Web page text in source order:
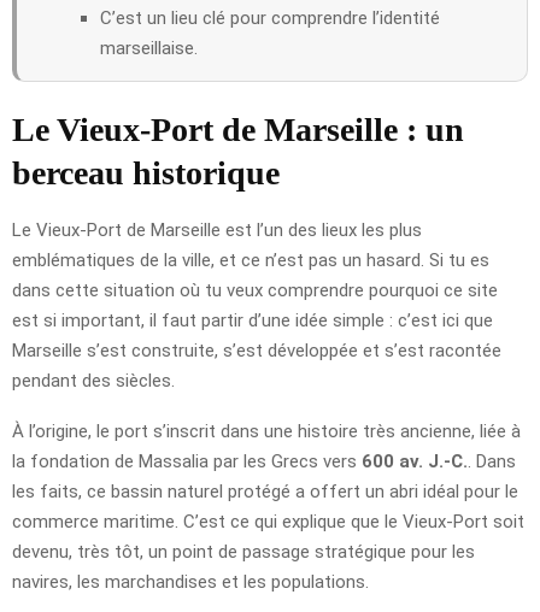
C’est un lieu clé pour comprendre l’identité
marseillaise.
Le Vieux-Port de Marseille : un
berceau historique
Le Vieux-Port de Marseille est l’un des lieux les plus
emblématiques de la ville, et ce n’est pas un hasard. Si tu es
dans cette situation où tu veux comprendre pourquoi ce site
est si important, il faut partir d’une idée simple : c’est ici que
Marseille s’est construite, s’est développée et s’est racontée
pendant des siècles.
À l’origine, le port s’inscrit dans une histoire très ancienne, liée à
la fondation de Massalia par les Grecs vers 600 av. J.-C. . Dans
les faits, ce bassin naturel protégé a offert un abri idéal pour le
commerce maritime. C’est ce qui explique que le Vieux-Port soit
devenu, très tôt, un point de passage stratégique pour les
navires, les marchandises et les populations.